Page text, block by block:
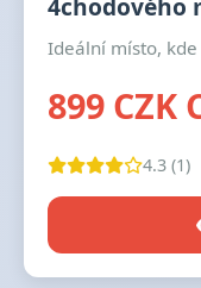
4chodového
Ideální místo,
899 CZK
4.3 (1)